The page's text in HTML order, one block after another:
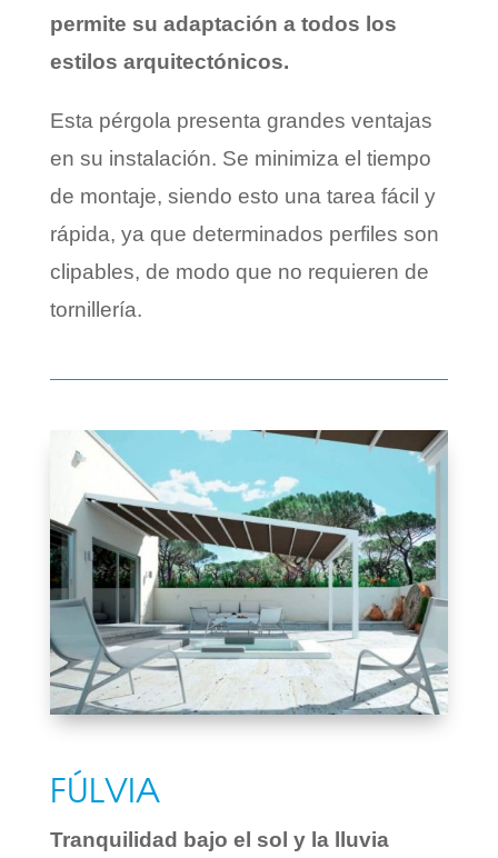
permite su adaptación a todos los
estilos arquitectónicos.
Esta pérgola presenta grandes ventajas
en su instalación. Se minimiza el tiempo
de montaje, siendo esto una tarea fácil y
rápida, ya que determinados perfiles son
clipables, de modo que no requieren de
tornillería.
FÚLVIA
Tranquilidad bajo el sol y la lluvia